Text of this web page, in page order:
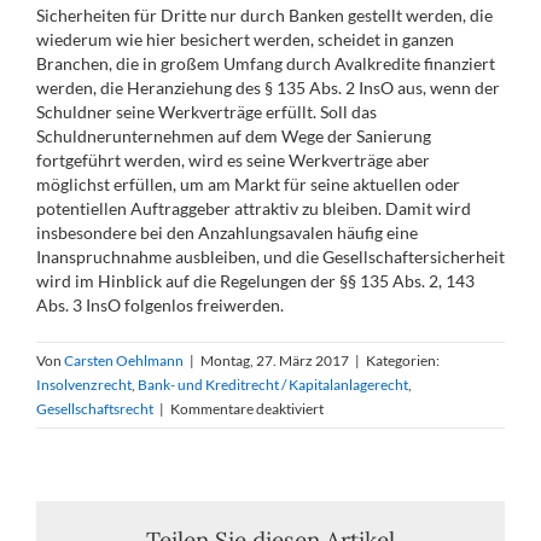
Sicherheiten für Dritte nur durch Banken gestellt werden, die
wiederum wie hier besichert werden, scheidet in ganzen
Branchen, die in großem Umfang durch Avalkredite finanziert
werden, die Heranziehung des § 135 Abs. 2 InsO aus, wenn der
Schuldner seine Werkverträge erfüllt. Soll das
Schuldnerunternehmen auf dem Wege der Sanierung
fortgeführt werden, wird es seine Werkverträge aber
möglichst erfüllen, um am Markt für seine aktuellen oder
potentiellen Auftraggeber attraktiv zu bleiben. Damit wird
insbesondere bei den Anzahlungsavalen häufig eine
Inanspruchnahme ausbleiben, und die Gesellschaftersicherheit
wird im Hinblick auf die Regelungen der §§ 135 Abs. 2, 143
Abs. 3 InsO folgenlos freiwerden.
Von Carsten Oehlmann | Montag, 27. März 2017 | Kategorien:
Insolvenzrecht Bank- und Kreditrecht / Kapitalanlagerecht
Gesellschaftsrecht | Kommentare deaktiviertfür
Reichweite